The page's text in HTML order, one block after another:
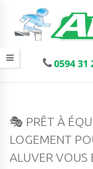
0594 31
🎭 PRÊT À
LOGEMENT
ALUVER VOUS